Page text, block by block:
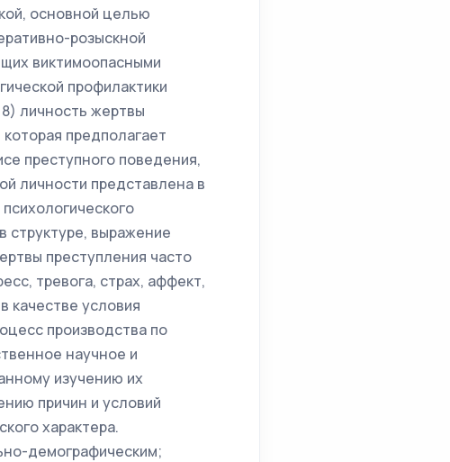
основной целью
розыскной
виктимоопасными
профилактики
личность жертвы
предполагает
преступного поведения,
личности представлена в
структуре, выражение
преступления часто
тревога, страх, аффект,
качестве условия
производства по
научное и
изучению их
причин и условий
характера.
демографическим;